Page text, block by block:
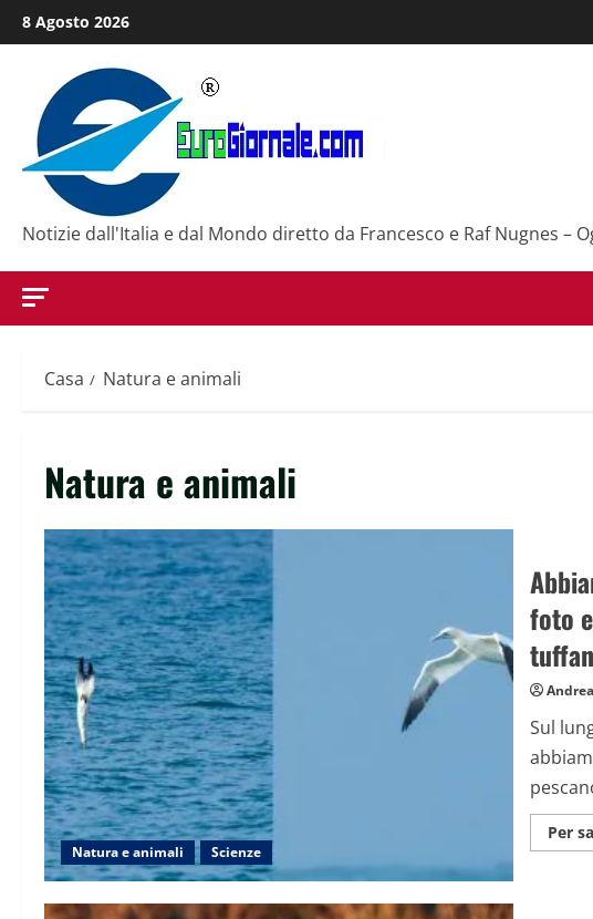
Salta
al
contenuto
8 Agosto 2026
Notizie dall'Italia e dal Mondo diretto da Francesco e Raf Nugnes
Casa Natura e animali
Natura e animali
Natura e animali Scienze
foto
Sul
Per